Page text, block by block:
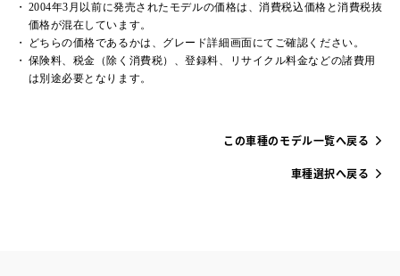
2004年3月以前に発売されたモデルの価格は、消費税込価格と消費税抜
価格が混在しています。
どちらの価格であるかは、グレード詳細画面にてご確認ください。
保険料、税金（除く消費税）、登録料、リサイクル料金などの諸費用
は別途必要となります。
この車種のモデル一覧へ戻る
車種選択へ戻る